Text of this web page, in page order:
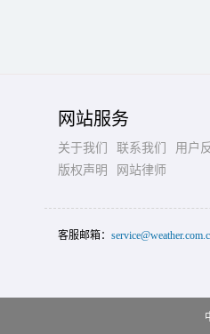
网站服务
关于我们 联系我们
用户
版权声明
网站律师
客服邮箱：